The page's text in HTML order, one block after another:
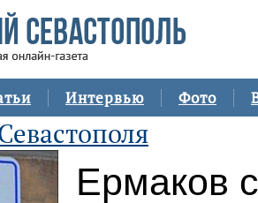
Интервью Фото
Ермаков